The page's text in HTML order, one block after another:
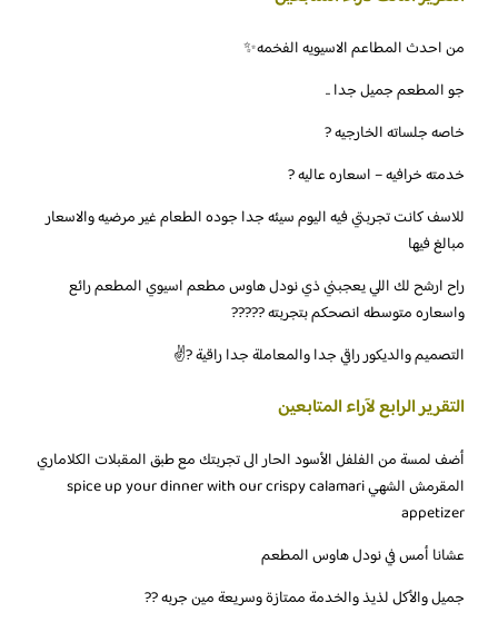
من احدث المطاعم الاسيويه الفخمه✨
جو المطعم جميل جدا ..
خاصه جلساته الخارجيه ?
خدمته خرافيه – اسعاره عاليه ?
للاسف كانت تجربتي فيه اليوم سيئه جدا جوده الطعام غير مرضيه والاسعار
مبالغ فيها
راح ارشح لك اللي يعجبني ذي نودل هاوس مطعم اسيوي المطعم رائع
واسعاره متوسطه انصحكم بتجربته ?????
التصميم والديكور راقي جدا والمعاملة جدا راقية ?⁦✌️⁩
التقرير الرابع لآراء المتابعين
‏أضف لمسة من الفلفل الأسود الحار الى تجربتك مع طبق المقبلات الكلاماري
المقرمش الشهي spice up your dinner with our crispy calamari
appetizer
‏عشانا أمس في نودل هاوس المطعم
جميل والأكل لذيذ والخدمة ممتازة وسريعة مين جربه ??